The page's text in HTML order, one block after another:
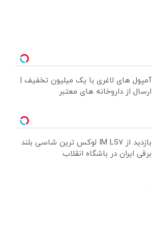
آمپول های لاغری با یک میلیون تخفیف |
ارسال از داروخانه های معتبر
بازدید از IM LS7 لوکس ترین شاسی بلند
برقی ایران در باشگاه انقلاب